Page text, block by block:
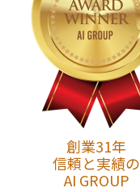
創業31年
信頼と実績の
AI GROUP